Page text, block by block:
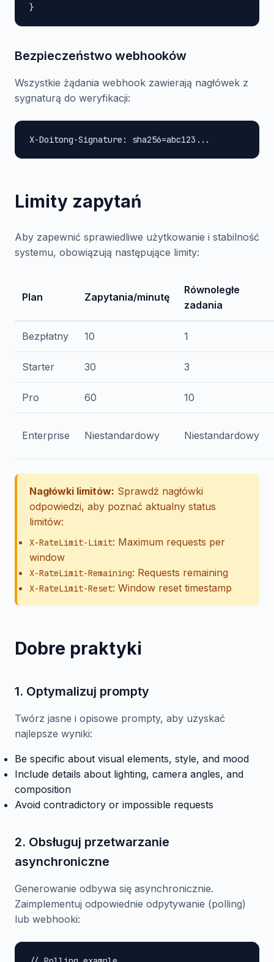
}
Bezpieczeństwo webhooków
Wszystkie żądania webhook zawierają nagłówek z
sygnaturą do weryfikacji:
X-Doitong-Signature: sha256=abc123...
Limity zapytań
Aby zapewnić sprawiedliwe użytkowanie i stabilność
systemu, obowiązują następujące limity:
Plan Zapytania/minutę
Równoległe
zadania
Bezpłatny 10 1
Starter 30 3
Pro 60 10
Enterprise Niestandardowy Niestandardowy
Nagłówki limitów: Sprawdź nagłówki
odpowiedzi, aby poznać aktualny status
limitów:
X-RateLimit-Limit: Maximum requests per
window
X-RateLimit-Remaining: Requests remaining
X-RateLimit-Reset: Window reset timestamp
Dobre praktyki
1. Optymalizuj prompty
Twórz jasne i opisowe prompty, aby uzyskać
najlepsze wyniki:
Be specific about visual elements, style, and mood
Include details about lighting, camera angles, and
composition
Avoid contradictory or impossible requests
2. Obsługuj przetwarzanie
asynchroniczne
Generowanie odbywa się asynchronicznie.
Zaimplementuj odpowiednie odpytywanie (polling)
lub webhooki: